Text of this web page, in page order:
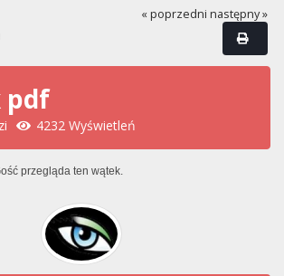
« poprzedni następny »
pdf
4232 Wyświetleń
przegląda ten wątek.